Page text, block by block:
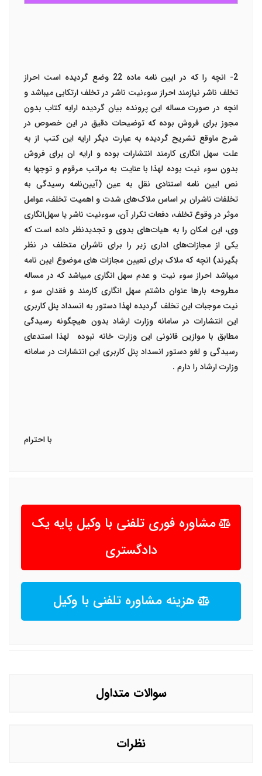
2- انچه را که در ایین نامه ماده 22 وضع گردیده است احراز
تخلف ناشر نیازمند احراز سوءنیت ناشر در تخلف ارتکابی میباشد و
انچه در صورت مساله این پرونده بیان گردیده ارایه کتاب بدون
مجوز برای فروش بوده که توضیحات دقیق در این خصوص در
شرح ماوقع تشریح گردیده به عبارت دیگر ارایه این کتب از به
علت سهل انگاری کارمند انتشارات بوده و ارایه ان برای فروش
بدون سوء نیت بوده لهذا با عنایت به مراتب مرقوم و توجها به
نص ایین نامه استنادی نقل به عین(آیین‌نامه رسیدگی به
تخلفات ناشران بر اساس ملاک‌های شدت و اهمیت تخلف، عوامل
موثر در وقوع تخلف، دفعات تکرار آن، سوءنیت ناشر یا سهل‌انگاری
وی، این امکان را به هیات‌های بدوی و تجدیدنظر داده است که
یکی از مجازات‌های اداری زیر را برای ناشران متخلف در نظر
بگیرند) انچه که ملاک برای تعیین مجازات های موضوع ایین نامه
میباشد احراز سوء نیت و عدم سهل انگاری میباشد که در مساله
مطروحه بارها عنوان داشتم سهل انگاری کارمند و فقدان سو ء
نیت موجبات این تخلف گردیده لهذا دستور به انسداد پنل کاربری
این انتشارات در سامانه وزارت ارشاد بدون هیچگونه رسیدگی
مطابق با موازین قانونی این وزارت خانه نبوده لهذا استدعای
رسیدگی و لغو دستور انسداد پنل کاربری این انتشارات در سامانه
وزارت ارشاد را دارم .
با احترام
مشاوره فوری تلفنی با وکیل پایه یک
دادگستری
هزینه مشاوره تلفنی با وکیل
سوالات متداول
نظرات